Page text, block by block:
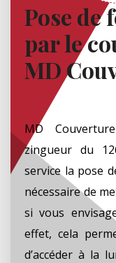
Pose de
par le
MD
MD
zingueur du
service la pose
nécessaire de
si vous
effet, cela
d’accéder à la